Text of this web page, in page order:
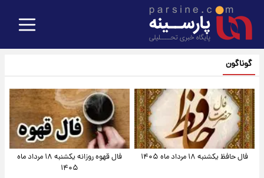
گوناگون
فال حافظ یکشنبه ۱۸ مرداد ماه ۱۴۰۵
فال قهوه روزانه یکشنبه ۱۸ مرداد ماه
۱۴۰۵